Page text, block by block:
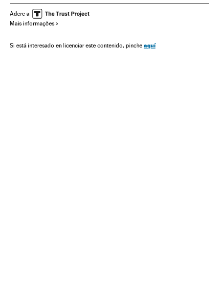
Futebol América do Sul
Esportes
Selección paraguaya
Adere a
Mais informações
Si está interesado en licenciar este contenido, pinche aquí